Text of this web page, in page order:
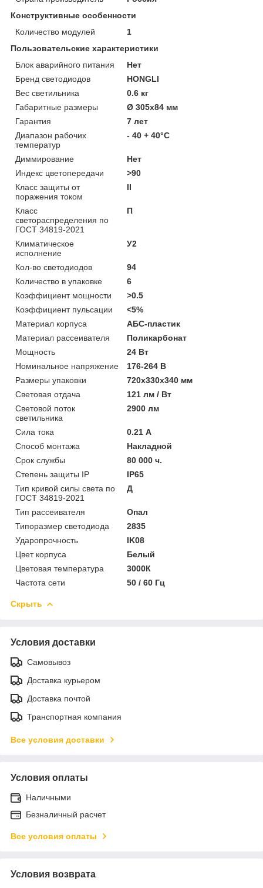
Конструктивные особенности
Количество модулей
1
Пользовательские характеристики
Блок аварийного питания
Нет
Бренд светодиодов
HONGLI
Вес светильника
0.6 кг
Габаритные размеры
Ø 305х84 мм
Гарантия
7 лет
Диапазон рабочих
температур
- 40 + 40°C
Диммирование
Нет
Индекс цветопередачи
>90
Класс защиты от
поражения током
II
Класс
светораспределения по
ГОСТ 34819-2021
П
Климатическое
исполнение
У2
Кол-во светодиодов
94
Количество в упаковке
6
Коэффициент мощности
>0.5
Коэффициент пульсации
<5%
Материал корпуса
АБС-пластик
Материал рассеивателя
Поликарбонат
Мощность
24 Вт
Номинальное напряжение
176-264 В
Размеры упаковки
720х330х340 мм
Световая отдача
121 лм / Вт
Световой поток
светильника
2900 лм
Сила тока
0.21 А
Способ монтажа
Накладной
Срок службы
80 000 ч.
Степень защиты IP
IP65
Тип кривой силы света по
ГОСТ 34819-2021
Д
Тип рассеивателя
Опал
Типоразмер светодиода
2835
Ударопрочность
IK08
Цвет корпуса
Белый
Цветовая температура
3000К
Частота сети
50 / 60 Гц
Скрыть
Условия доставки
Самовывоз
Доставка курьером
Доставка почтой
Транспортная компания
Все условия доставки
Условия оплаты
Наличными
Безналичный расчет
Все условия оплаты
Условия возврата